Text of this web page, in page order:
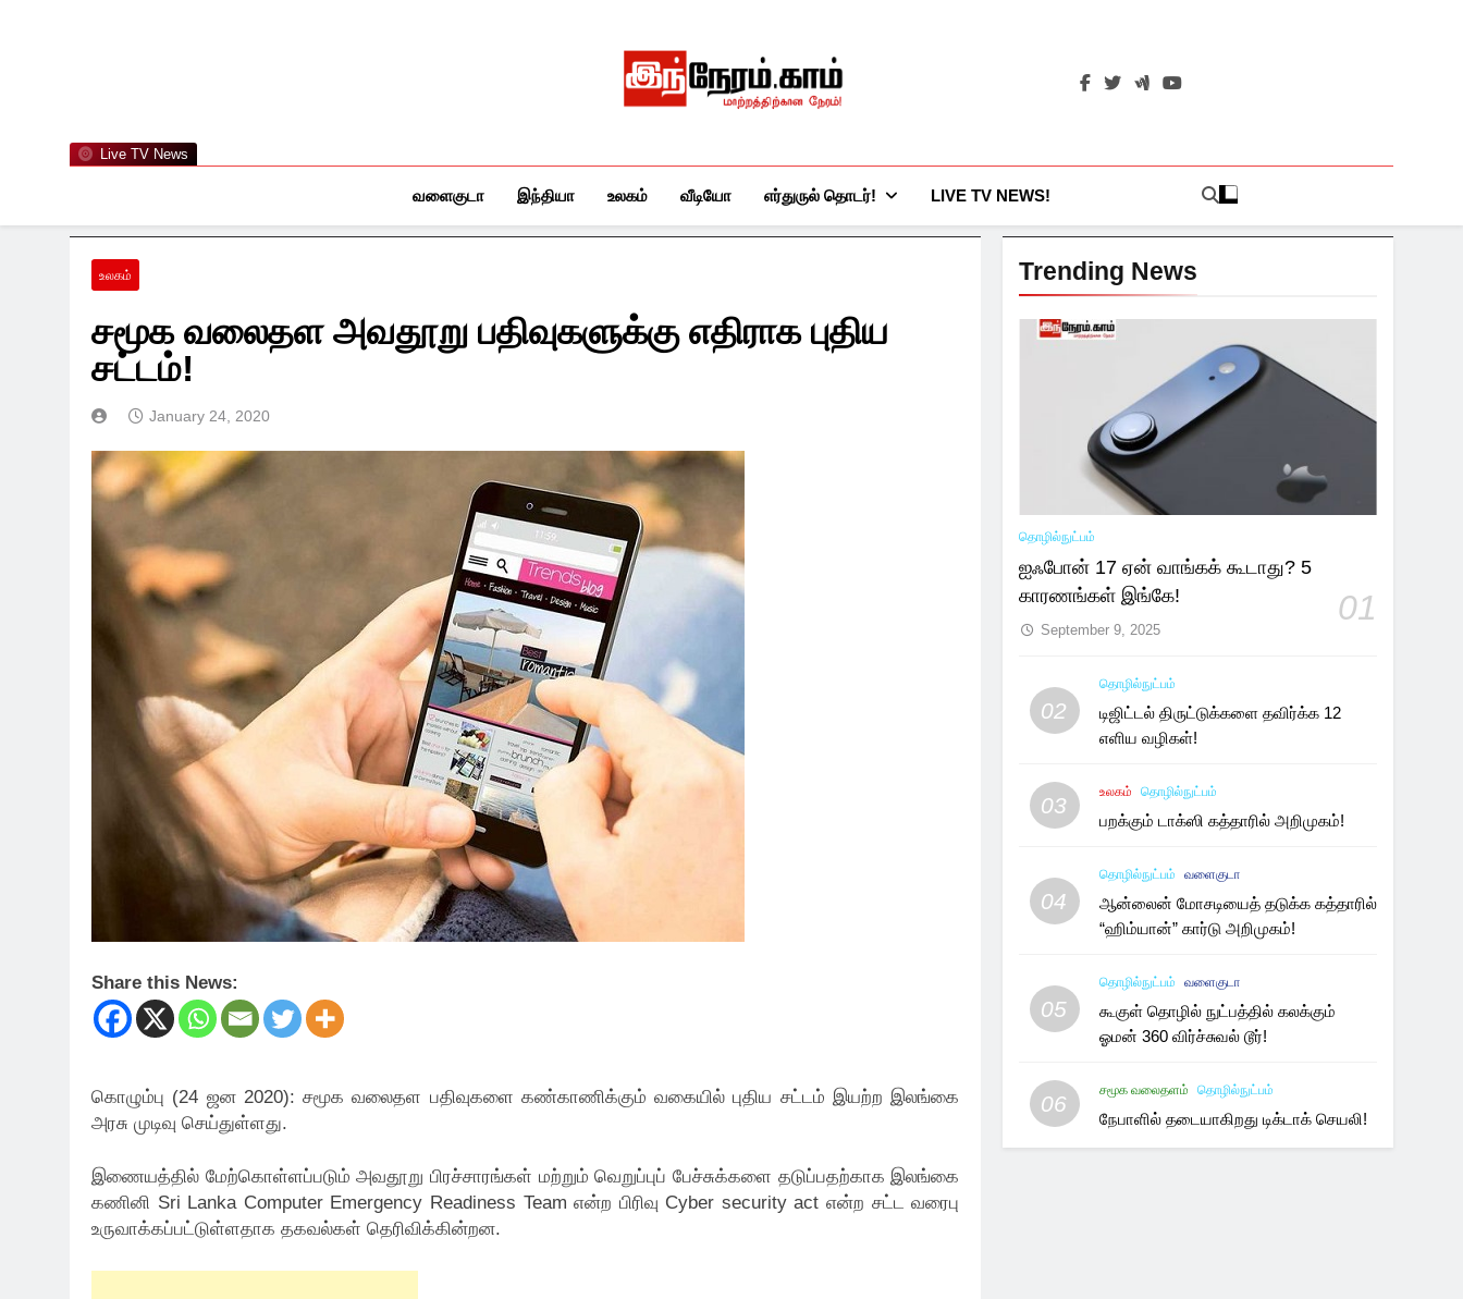
Live TV News இந்நேரம்.காம்
வளைகுடா இந்தியா உலகம் வீடியோ எர்துருல் தொடர்! LIVE TV NEWS!
உலகம்
சமூக வலைதள அவதூறு பதிவுகளுக்கு எதிராக புதிய
சட்டம்!
January 24, 2020
Share this News:
கொழும்பு (24 ஜன 2020): சமூக வலைதள பதிவுகளை கண்காணிக்கும் வகையில் புதிய சட்டம் இயற்ற இலங்கை
அரசு முடிவு செய்துள்ளது.
இணையத்தில் மேற்கொள்ளப்படும் அவதூறு பிரச்சாரங்கள் மற்றும் வெறுப்புப் பேச்சுக்களை தடுப்பதற்காக இலங்கை
கணினி Sri Lanka Computer Emergency Readiness Team என்ற பிரிவு Cyber security act என்ற சட்ட வரைபு
உருவாக்கப்பட்டுள்ளதாக தகவல்கள் தெரிவிக்கின்றன.
Trending News
தொழில்நுட்பம்
ஐஃபோன் 17 ஏன் வாங்கக் கூடாது? 5
காரணங்கள் இங்கே!
01
September 9, 2025
02
தொழில்நுட்பம்
டிஜிட்டல் திருட்டுக்களை தவிர்க்க 12
எளிய வழிகள்!
03
உலகம் தொழில்நுட்பம்
பறக்கும் டாக்ஸி கத்தாரில் அறிமுகம்!
04
தொழில்நுட்பம் வளைகுடா
ஆன்லைன் மோசடியைத் தடுக்க கத்தாரில்
“ஹிம்யான்” கார்டு அறிமுகம்!
05
தொழில்நுட்பம் வளைகுடா
கூகுள் தொழில் நுட்பத்தில் கலக்கும்
ஓமன் 360 விர்ச்சுவல் டூர்!
06
சமூக வலைதளம் தொழில்நுட்பம்
நேபாளில் தடையாகிறது டிக்டாக் செயலி!